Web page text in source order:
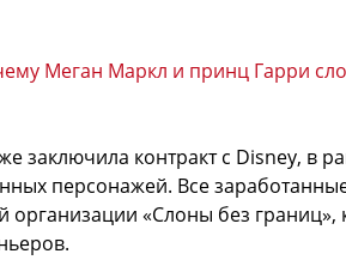
Меган Маркл и принц Гарри
заключила контракт с Disney, в
персонажей. Все
организации «Слоны без границ»,